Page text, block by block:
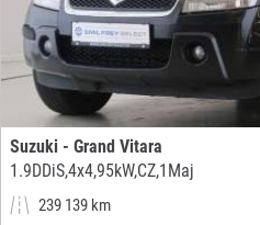
Suzuki - Grand Vitara
1.9DDiS,4x4,95kW,CZ,1Maj
239 139 km